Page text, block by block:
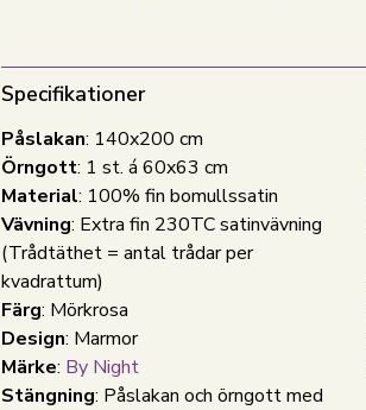
Specifikationer
Påslakan: 140x200 cm
Örngott: 1 st. á 60x63 cm
Material: 100% fin bomullssatin
Vävning: Extra fin 230TC satinvävning
(Trådtäthet = antal trådar per
kvadrattum)
Färg: Mörkrosa
Design: Marmor
Märke: By Night
Stängning: Påslakan och örngott med